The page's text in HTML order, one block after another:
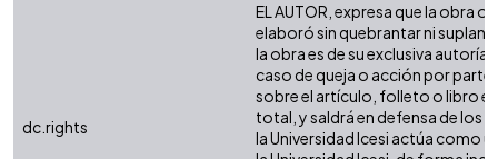
dc.rights
EL AUTOR, expresa que la obra
elaboró sin quebrantar ni
la obra es de su exclusiva autoría
caso de queja o acción por
sobre el artículo, folleto o libro
total, y saldrá en defensa de los
la Universidad Icesi actúa como